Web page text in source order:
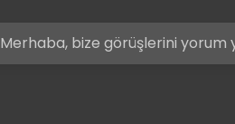
Merhaba, bize görüşlerini yorum